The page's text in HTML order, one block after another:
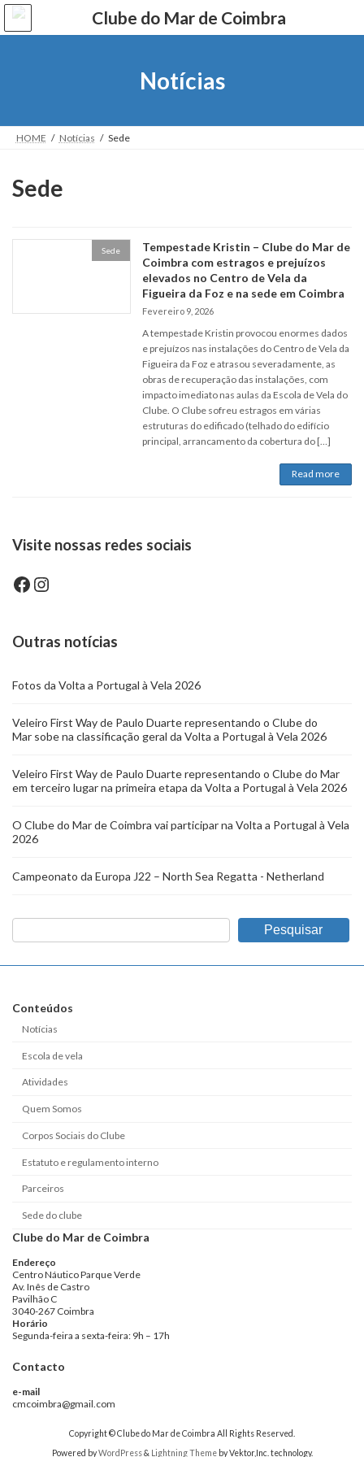
Skip
the
Skip
the
Notícias
HOME Notícias Sede
Sede
Sede
Tempestade Kristin – Clube do Mar de
Coimbra com estragos e prejuízos
elevados no Centro de Vela da
Figueira da Foz e na sede em Coimbra
Fevereiro 9, 2026
A tempestade Kristin provocou enormes dados
e prejuízos nas instalações do Centro de Vela da
Figueira da Foz e atrasou severadamente, as
obras de recuperação das instalações, com
impacto imediato nas aulas da Escola de Vela do
Clube. O Clube sofreu estragos em várias
estruturas do edificado (telhado do edifício
principal, arrancamento da cobertura do […]
Read more
Visite nossas redes sociais
Facebook
Instagram
Outras notícias
Fotos da Volta a Portugal à Vela 2026
Veleiro First Way de Paulo Duarte representando o Clube do
Mar sobe na classificação geral da Volta a Portugal à Vela 2026
Veleiro First Way de Paulo Duarte representando o Clube do Mar
em terceiro lugar na primeira etapa da Volta a Portugal à Vela 2026
O Clube do Mar de Coimbra vai participar na Volta a Portugal à Vela
2026
Campeonato da Europa J22 – North Sea Regatta - Netherland
Pesquisar
Conteúdos
Notícias
Escola de vela
Atividades
Quem Somos
Corpos Sociais do Clube
Estatuto e regulamento interno
Parceiros
Sede do clube
Clube do Mar de Coimbra
Endereço
Centro Náutico Parque Verde
Av. Inês de Castro
Pavilhão C
3040-267 Coimbra
Horário
Segunda-feira a sexta-feira: 9h – 17h
Contacto
e-mail
cmcoimbra@gmail.com
Copyright © Clube do Mar de Coimbra All Rights Reserved.
Powered byWordPress& Lightning Themeby Vektor,Inc. technology.